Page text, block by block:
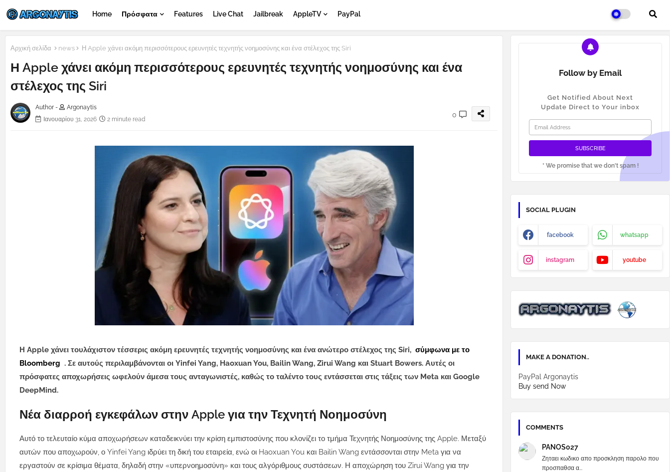
Home Πρόσφατα Features Live Chat Jailbreak AppleTV PayPal
Αρχική σελίδα news Η Apple χάνει ακόμη περισσότερους ερευνητές τεχνητής νοημοσύνης και ένα στέλεχος της Siri
Η Apple χάνει ακόμη περισσότερους ερευνητές τεχνητής νοημοσύνης και ένα
στέλεχος της Siri
Author -
Argonaytis
Ιανουαρίου 31, 2026
2 minute read
0
Η Apple χάνει τουλάχιστον τέσσερις ακόμη ερευνητές τεχνητής νοημοσύνης και ένα ανώτερο στέλεχος της Siri, σύμφωνα με το
Bloomberg . Σε αυτούς περιλαμβάνονται οι Yinfei Yang, Haoxuan You, Bailin Wang, Zirui Wang και Stuart Bowers. Αυτές οι
πρόσφατες αποχωρήσεις ωφελούν άμεσα τους ανταγωνιστές, καθώς το ταλέντο τους εντάσσεται στις τάξεις των Meta και Google
DeepMind.
Νέα διαρροή εγκεφάλων στην Apple για την Τεχνητή Νοημοσύνη
Αυτό το τελευταίο κύμα αποχωρήσεων καταδεικνύει την κρίση εμπιστοσύνης που κλονίζει το τμήμα Τεχνητής Νοημοσύνης της Apple. Μεταξύ
αυτών που αποχωρούν, ο Yinfei Yang ιδρύει τη δική του εταιρεία, ενώ οι Haoxuan You και Bailin Wang εντάσσονται στην Meta για να
εργαστούν σε κρίσιμα θέματα, δηλαδή στην «υπερνοημοσύνη» και τους αλγόριθμους συστάσεων. Η αποχώρηση του Zirui Wang για την
Follow by Email
Get Notified About Next
Update Direct to Your inbox
* We promise that we don't spam !
SOCIAL PLUGIN
facebook whatsapp
instagram youtube
MAKE A DONATION..
PayPal Argonaytis
Buy send Now
COMMENTS
PANOS027
Ζηταει κωδικο απο προσκληση παρολο που
προσπαθσα α...